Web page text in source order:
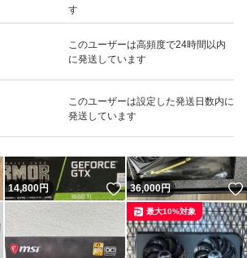
す
このユーザーは高頻度で24時間以内
に発送しています
このユーザーは設定した発送日数内に
発送しています
いいね！
17,500
いいね！
14,800円 いいね！
36,000円
最大10%対象